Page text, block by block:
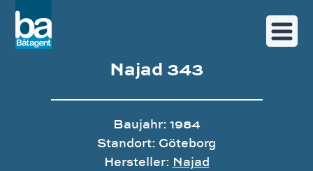
Najad 343
Baujahr: 1984
Standort: Göteborg
Hersteller: Najad